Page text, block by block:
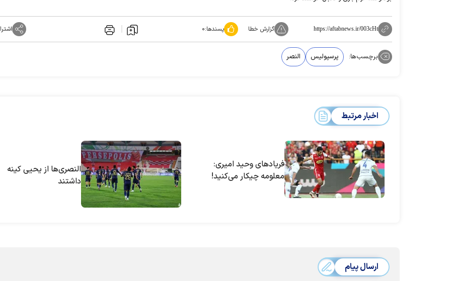
https://aftabnews.ir/003cHt گزارش خطا پسندها:۰
برچسب‌ها: پرسپولیس النصر
اخبار مرتبط
فریاد‌های وحید امیری:
معلومه چیکار می‌کنید!
النصری‌ها از یحیی کینه
داشتند
ارسال پیام